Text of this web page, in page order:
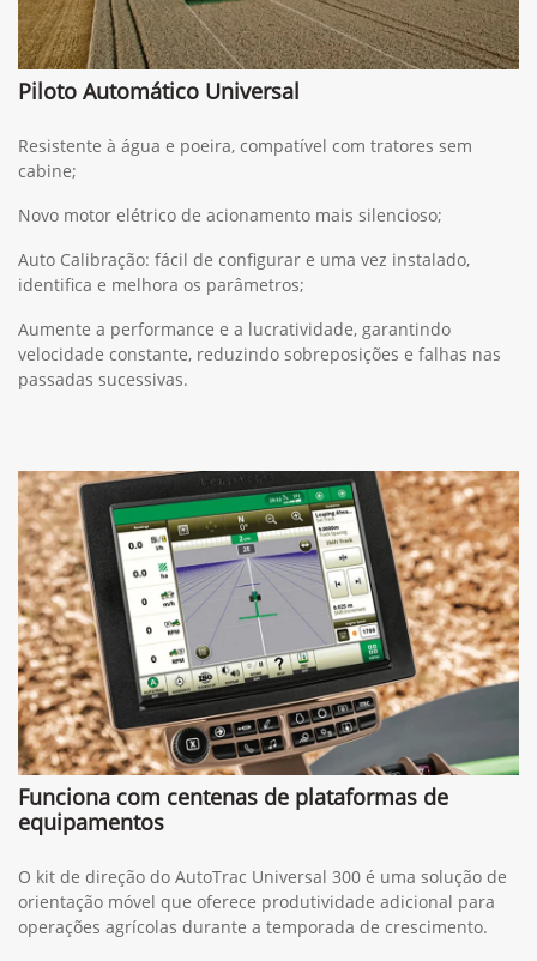
Piloto Automático Universal
Resistente à água e poeira, compatível com tratores sem
cabine;
Novo motor elétrico de acionamento mais silencioso;
Auto Calibração: fácil de configurar e uma vez instalado,
identifica e melhora os parâmetros;
Aumente a performance e a lucratividade, garantindo
velocidade constante, reduzindo sobreposições e falhas nas
passadas sucessivas.
Funciona com centenas de plataformas de
equipamentos
O kit de direção do AutoTrac Universal 300 é uma solução de
orientação móvel que oferece produtividade adicional para
operações agrícolas durante a temporada de crescimento.